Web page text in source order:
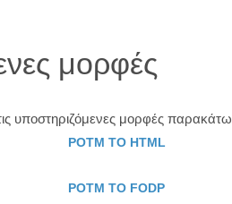
μορφές
υποστηριζόμενες μορφές παρακάτω
POTM TO HTML
POTM TO FODP